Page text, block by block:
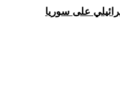
على سوريا